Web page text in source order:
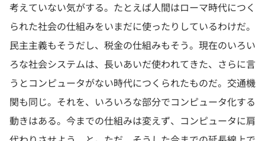
考えていない気がする。たとえば人間はローマ時代につく
られた社会の仕組みをいまだに使ったりしているわけだ。
民主主義もそうだし、税金の仕組みもそう。現在のいろい
ろな社会システムは、長いあいだ使われてきた、さらに言
うとコンピュータがない時代につくられたものだ。交通機
関も同じ。それを、いろいろな部分でコンピュータ化する
動きはある。今までの仕組みは変えず、コンピュータに肩